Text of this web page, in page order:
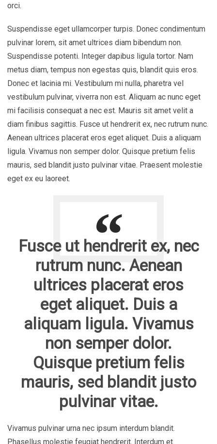
orci.
Suspendisse eget ullamcorper turpis. Donec condimentum
pulvinar lorem, sit amet ultrices diam bibendum non.
Suspendisse potenti. Integer dapibus ligula tortor. Nam
metus diam, tempus non egestas quis, blandit quis eros.
Donec et lacinia mi. Vestibulum mi nulla, pharetra vel
vestibulum pulvinar, viverra non est. Aliquam ac nunc eget
mi facilisis consequat a nec est. Mauris sit amet velit a
diam finibus sagittis. Fusce ut hendrerit ex, nec rutrum nunc.
Aenean ultrices placerat eros eget aliquet. Duis a aliquam
ligula. Vivamus non semper dolor. Quisque pretium felis
mauris, sed blandit justo pulvinar vitae. Praesent molestie
eget ex eu laoreet.
Fusce ut hendrerit ex, nec
rutrum nunc. Aenean
ultrices placerat eros
eget aliquet. Duis a
aliquam ligula. Vivamus
non semper dolor.
Quisque pretium felis
mauris, sed blandit justo
pulvinar vitae.
Vivamus pulvinar urna nec ipsum interdum blandit.
Phasellus molestie feugiat hendrerit. Interdum et